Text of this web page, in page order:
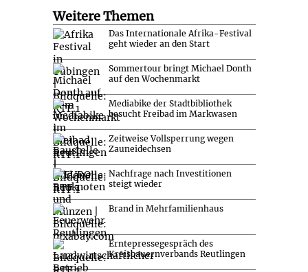
Weitere Themen
Das Internationale Afrika-Festival
geht wieder an den Start
Sommertour bringt Michael Donth
auf den Wochenmarkt
Mediabike der Stadtbibliothek
besucht Freibad im Markwasen
Zeitweise Vollsperrung wegen
Zauneidechsen
Nachfrage nach Investitionen
steigt wieder
Brand in Mehrfamilienhaus
Erntepressegespräch des
Kreisbauernverbands Reutlingen